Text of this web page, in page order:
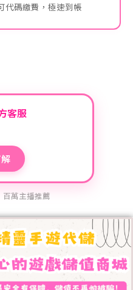
代碼繳費，極速到帳
客服
萬主播推薦